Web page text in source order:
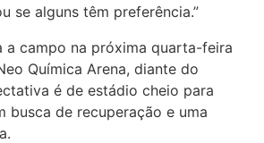
se alguns têm preferência.”
a campo na próxima quarta-feira
Química Arena, diante do
é de estádio cheio para
busca de recuperação e uma